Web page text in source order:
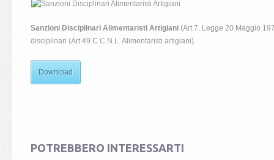
Sanzioni Disciplinari Alimentaristi Artigiani (Art.7. Legge 20 Maggio
disciplinari (Art.49 C.C.N.L. Alimentaristi artigiani).
Download
POTREBBERO INTERESSARTI